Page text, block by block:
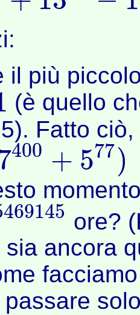
mo d7
il più
(è quello
Fatto
400 + 577)
25
ore?
ancora